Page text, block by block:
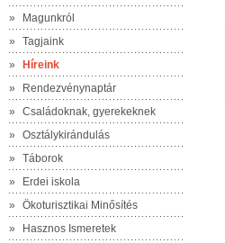
»
Magunkról
»
Tagjaink
»
Híreink
»
Rendezvénynaptár
»
Családoknak, gyerekeknek
»
Osztálykirándulás
»
Táborok
»
Erdei iskola
»
Ökoturisztikai Minősítés
»
Hasznos Ismeretek